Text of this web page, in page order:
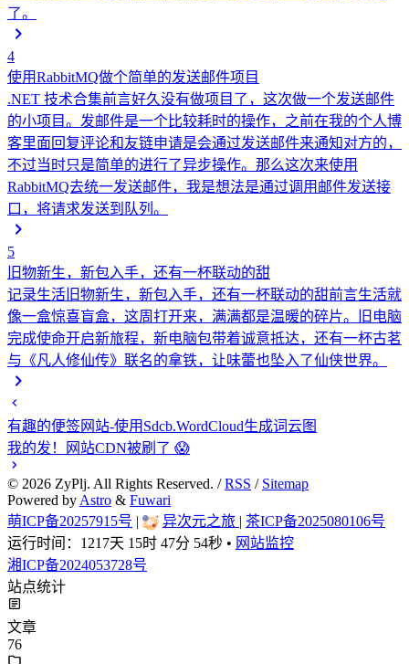
了。
4
使用RabbitMQ做个简单的发送邮件项目
.NET 技术合集前言好久没有做项目了，这次做一个发送邮件
的小项目。发邮件是一个比较耗时的操作，之前在我的个人博
客里面回复评论和友链申请是会通过发送邮件来通知对方的，
不过当时只是简单的进行了异步操作。那么这次来使用
RabbitMQ去统一发送邮件，我是想法是通过调用邮件发送接
口，将请求发送到队列。
5
旧物新生，新包入手，还有一杯联动的甜
记录生活 旧物新生，新包入手，还有一杯联动的甜前言生活就
像一盒惊喜盲盒，这周打开来，满满都是温暖的碎片。旧电脑
完成使命开启新旅程，新电脑包带着诚意抵达，还有一杯古茗
与《凡人修仙传》联名的拿铁，让味蕾也坠入了仙侠世界。
有趣的便签网站-使用Sdcb.WordCloud生成词云图
我的发！网站CDN被刷了 😱
© 2026 ZyPlj. All Rights Reserved. /RSS / Sitemap
Powered by Astro & Fuwari
萌ICP备20257915号 | 异次元之旅 | 茶ICP备2025080106号
运行时间： 1217天 15时 47分 55秒 • 网站监控
湘ICP备2024053728号
站点统计
文章
76